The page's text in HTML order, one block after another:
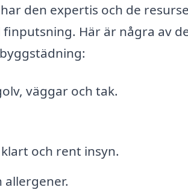
den expertis och de
Här är några av
väggar och tak.
och rent insyn.